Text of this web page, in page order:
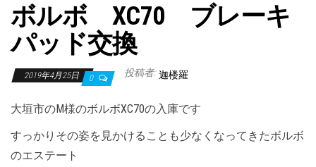
ボルボ XC70 ブレーキ
パッド交換
2019年4月25日 0 投稿者: 迦楼羅
大垣市のM様のボルボXC70の入庫です
すっかりその姿を見かけることも少なくなってきたボルボ
のエステート